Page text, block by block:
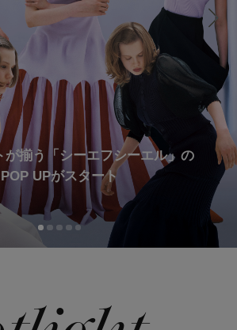
ード
雨対策グッズ
イリーに活躍
猛暑日はこれ！
録
や限定アイテム、セール情報を
します。
ついて
が揃う「シーエフシーエル」の
POP UPがスタート